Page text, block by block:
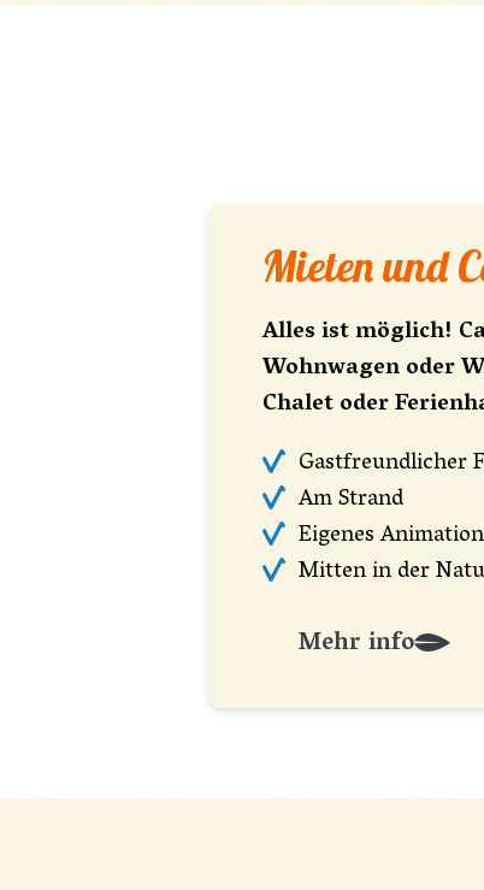
Mieten und
Alles ist möglich!
Wohnwagen oder
Chalet oder
Gastfreundlicher
Am Strand
Eigenes
Mitten in der
Mehr info